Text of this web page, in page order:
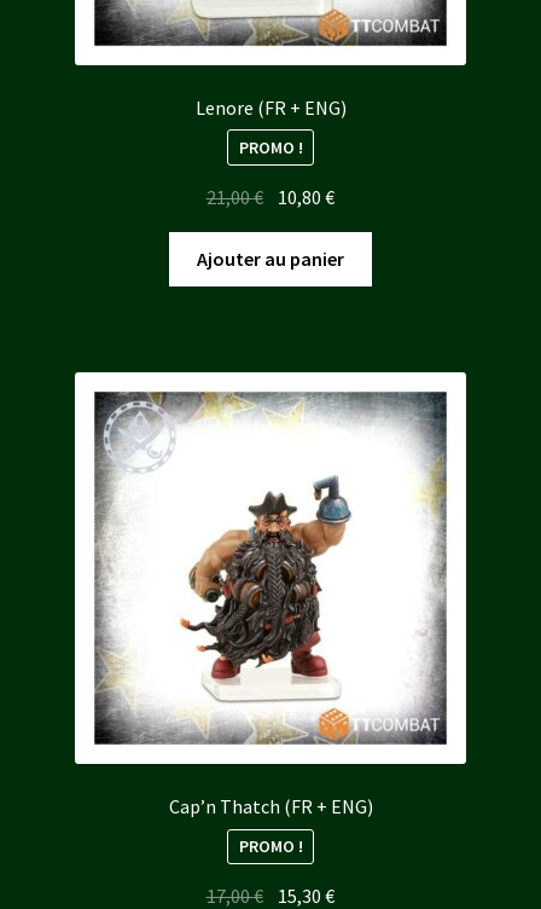
Lenore (FR + ENG)
PROMO !
21,00€ Le
initial
était :
10,80€Le
actuel
est :
Ajouter au panier
Cap’n Thatch (FR + ENG)
PROMO !
17,00€ Le15,30€Le